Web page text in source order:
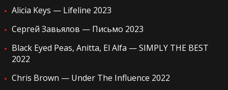
Alicia Keys — Lifeline 2023
Сергей Завьялов — Письмо 2023
Black Eyed Peas, Anitta, El Alfa — SIMPLY THE BEST
2022
Chris Brown — Under The Influence 2022